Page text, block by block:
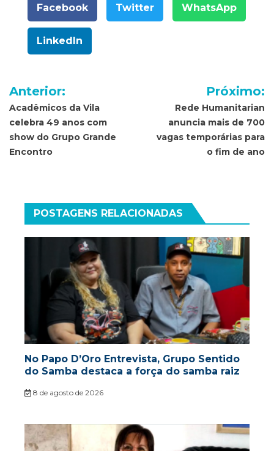
Facebook Twitter WhatsApp
LinkedIn
Navegação
de
Post
Anterior:
Acadêmicos da Vila
celebra 49 anos com
show do Grupo Grande
Encontro
Próximo:
Rede Humanitarian
anuncia mais de 700
vagas temporárias para
o fim de ano
POSTAGENS RELACIONADAS
No Papo D’Oro Entrevista, Grupo Sentido
do Samba destaca a força do samba raiz
8 de agosto de 2026